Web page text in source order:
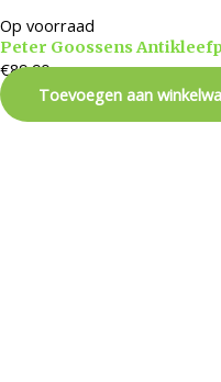
Op voorraad
Peter Goossens
€89,90
Toevoegen aan